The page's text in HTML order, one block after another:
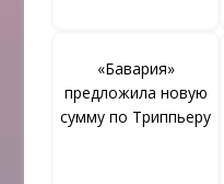
«Бавария»
предложила новую
сумму по Триппьеру